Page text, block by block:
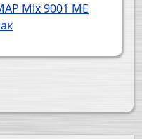
Mix 9001 ME